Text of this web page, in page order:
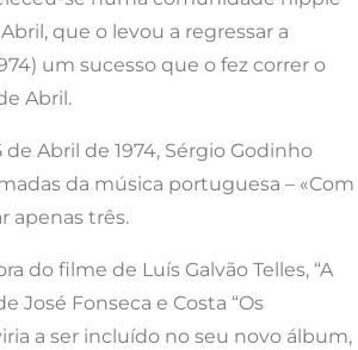
que o levou a regressar a
um sucesso que o fez correr o
Abril.
Abril de 1974, Sérgio Godinho
da música portuguesa – «Com
apenas três.
do filme de Luís Galvão Telles, “A
José Fonseca e Costa “Os
a ser incluído no seu novo álbum,